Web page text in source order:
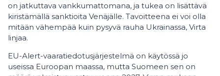
on jatkuttava vankkumattomana, ja tukea on lisättävä
kiristämällä sanktioita Venäjälle. Tavoitteena ei voi olla
mitään vähempää kuin pysyvä rauha Ukrainassa, Virta
linjaa.
EU-Alert-vaaratiedotusjärjestelmä on käytössä jo
useissa Euroopan maassa, mutta Suomeen sen on